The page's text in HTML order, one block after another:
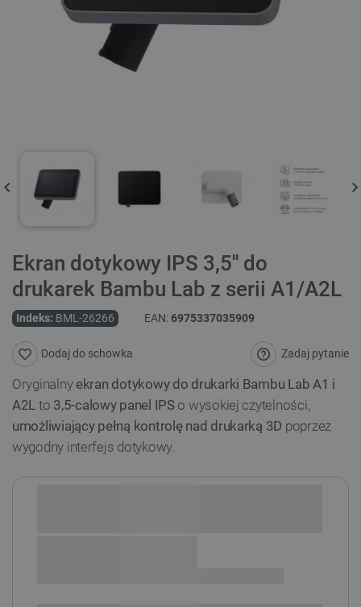
Ekran dotykowy IPS 3,5'' do
drukarek Bambu Lab z serii A1/A2L
Indeks: BML-26266 EAN:6975337035909
Zadaj pytanie
Dodaj do schowka
Oryginalny ekran dotykowy do drukarki Bambu Lab A1 i
A2L to 3,5-calowy panel IPSo wysokiej czytelności,
umożliwiający pełną kontrolę nad drukarką 3D poprzez
wygodny interfejs dotykowy.